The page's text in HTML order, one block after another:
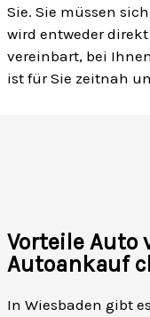
Sie. Sie müssen
wird entweder
vereinbart, bei
ist für Sie zeitnah
Vorteile Auto
Autoankauf
In Wiesbaden gibt